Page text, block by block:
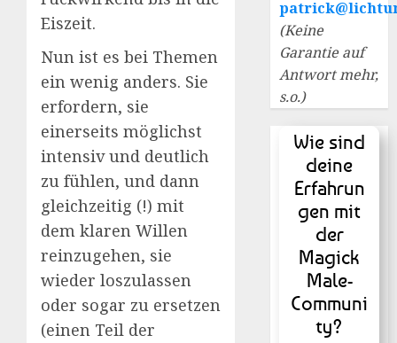
Eiszeit.
Nun ist es bei Themen
ein wenig anders. Sie
erfordern, sie
einerseits möglichst
intensiv und deutlich
zu fühlen, und dann
gleichzeitig (!) mit
dem klaren Willen
reinzugehen, sie
wieder loszulassen
oder sogar zu ersetzen
(einen Teil der
(Keine
Garantie auf
Antwort mehr,
s.o.)
Wie sind
deine
Erfahrun
gen mit
der
Magick
Male-
Communi
ty?